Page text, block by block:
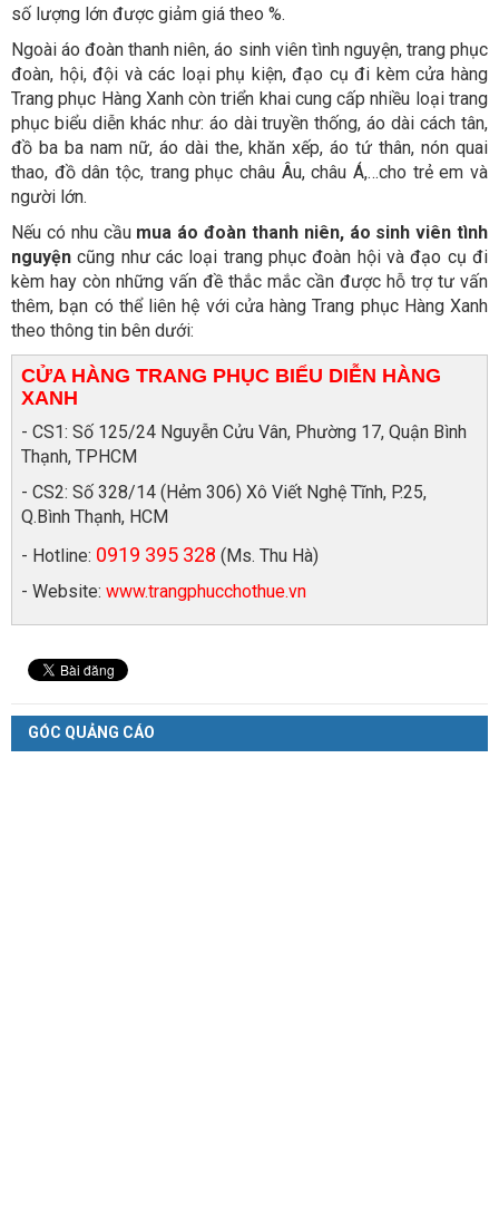
số lượng lớn được giảm giá theo %.
Ngoài áo đoàn thanh niên, áo sinh viên tình nguyện, trang phục
đoàn, hội, đội và các loại phụ kiện, đạo cụ đi kèm cửa hàng
Trang phục Hàng Xanh còn triển khai cung cấp nhiều loại trang
phục biểu diễn khác như: áo dài truyền thống, áo dài cách tân,
đồ ba ba nam nữ, áo dài the, khăn xếp, áo tứ thân, nón quai
thao, đồ dân tộc, trang phục châu Âu, châu Á,…cho trẻ em và
người lớn.
Nếu có nhu cầu mua áo đoàn thanh niên, áo sinh viên tình
nguyện cũng như các loại trang phục đoàn hội và đạo cụ đi
kèm hay còn những vấn đề thắc mắc cần được hỗ trợ tư vấn
thêm, bạn có thể liên hệ với cửa hàng Trang phục Hàng Xanh
theo thông tin bên dưới:
CỬA HÀNG TRANG PHỤC BIỂU DIỄN HÀNG
XANH
- CS1: Số 125/24 Nguyễn Cửu Vân, Phường 17, Quận Bình
Thạnh, TPHCM
- CS2: Số 328/14 (Hẻm 306) Xô Viết Nghệ Tĩnh, P.25,
Q.Bình Thạnh, HCM
- Hotline: 0919 395 328 (Ms. Thu Hà)
- Website: www.trangphucchothue.vn
GÓC QUẢNG CÁO